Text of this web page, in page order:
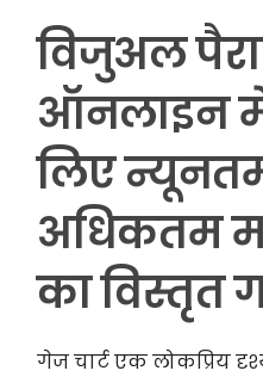
विजुअल
ऑनलाइन
लिए
अधिकतम
का विस्तृत
गेज चार्ट एक लोकप्रिय